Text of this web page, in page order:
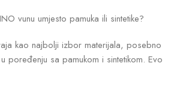
vunu umjesto pamuka ili sintetike?
kao najbolji izbor materijala, posebno
poređenju sa pamukom i sintetikom. Evo